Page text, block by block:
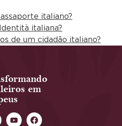
italiano?
italiana?
de um cidadão italiano?
em